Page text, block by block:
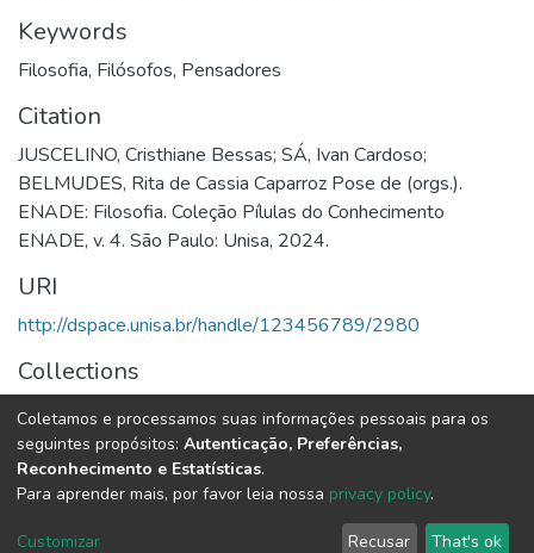
Keywords
Filosofia, Filósofos, Pensadores
Citation
JUSCELINO, Cristhiane Bessas; SÁ, Ivan Cardoso;
BELMUDES, Rita de Cassia Caparroz Pose de (orgs.).
ENADE: Filosofia. Coleção Pílulas do Conhecimento
ENADE, v. 4. São Paulo: Unisa, 2024.
URI
http://dspace.unisa.br/handle/123456789/2980
Collections
Ebooks | Coleção de Livros
Full item page
DSpace software copyright © 2002-2026 LYRASIS
Coletamos e processamos suas informações pessoais para os
seguintes propósitos: Autenticação, Preferências,
Reconhecimento e Estatísticas.
Para aprender mais, por favor leia nossa privacy policy.
Customizar Recusar That's ok